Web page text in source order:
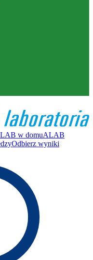
w domuALAB
Odbierz wyniki